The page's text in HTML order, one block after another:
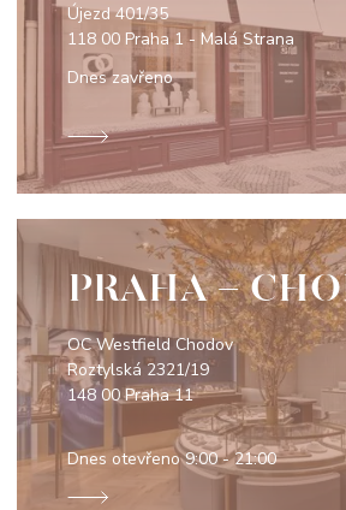
Újezd 401/35
118 00 Praha 1 - Malá Strana
Dnes zavřeno
PRAHA -
OC Westfield Chodov
Roztylská 2321/19
148 00 Praha 11
Dnes otevřeno9:00 - 21:00